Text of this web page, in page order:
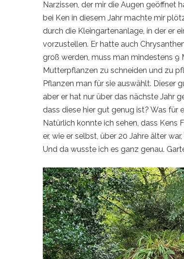
Narzissen, der mir die Augen geöffnet
bei Ken in diesem Jahr machte mir
durch die Kleingartenanlage, in der er
vorzustellen. Er hatte auch
groß werden, muss man mindestens 9
Mutterpflanzen zu schneiden und zu
Pflanzen man für sie auswählt. Dieser
aber er hat nur über das nächste Jahr
dass diese hier gut genug ist? Was für
Natürlich konnte ich sehen, dass Kens
er, wie er selbst, über 20 Jahre älter
Und da wusste ich es ganz genau.